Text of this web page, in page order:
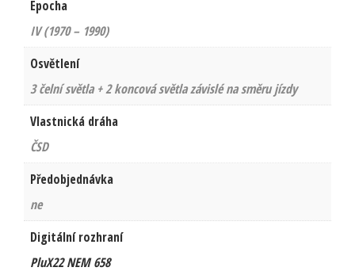
Epocha
IV (1970 – 1990)
Osvětlení
3 čelní světla + 2 koncová světla závislé na směru jízdy
Vlastnická dráha
ČSD
Předobjednávka
ne
Digitální rozhraní
PluX22 NEM 658